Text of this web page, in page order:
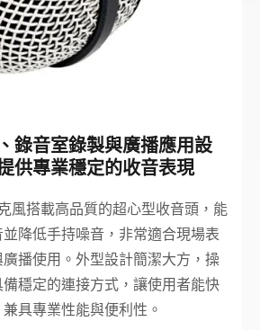
錄音室錄製與廣播應用設
供專業穩定的收音表現
風搭載高品質的超心型收音頭，能
降低手持噪音，非常適合現場表
播使用。外型設計簡潔大方，操
穩定的連接方式，讓使用者能快
具專業性能與便利性。